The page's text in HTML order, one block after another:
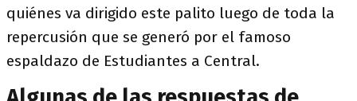
quiénes va dirigido este palito luego de toda la
repercusión que se generó por el famoso
espaldazo de Estudiantes a Central.